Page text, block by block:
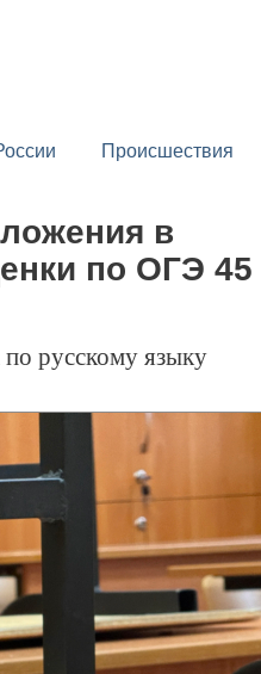
Происшествия
в
по ОГЭ 45
по русскому языку